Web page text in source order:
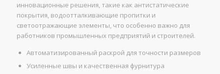
инновационные решения, такие как антистатические
покрытия, водоотталкивающие пропитки и
светоотражающие элементы, что особенно важно для
работников промышленных предприятий и строителей.
Автоматизированный раскрой для точности размеров
Усиленные швы и качественная фурнитура